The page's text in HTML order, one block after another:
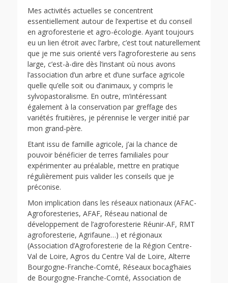
Mes activités actuelles se concentrent
essentiellement autour de l’expertise et du conseil
en agroforesterie et agro-écologie. Ayant toujours
eu un lien étroit avec l’arbre, c’est tout naturellement
que je me suis orienté vers l’agroforesterie au sens
large, c’est-à-dire dès l’instant où nous avons
l’association d’un arbre et d’une surface agricole
quelle qu’elle soit ou d’animaux, y compris le
sylvopastoralisme. En outre, m’intéressant
également à la conservation par greffage des
variétés fruitières, je pérennise le verger initié par
mon grand-père.
Etant issu de famille agricole, j’ai la chance de
pouvoir bénéficier de terres familiales pour
expérimenter au préalable, mettre en pratique
régulièrement puis valider les conseils que je
préconise.
Mon implication dans les réseaux nationaux (AFAC-
Agroforesteries, AFAF, Réseau national de
développement de l’agroforesterie Réunir-AF, RMT
agroforesterie, Agrifaune…) et régionaux
(Association d’Agroforesterie de la Région Centre-
Val de Loire, Agros du Centre Val de Loire, Alterre
Bourgogne-Franche-Comté, Réseaux bocag’haies
de Bourgogne-Franche-Comté, Association de